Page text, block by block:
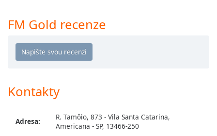
window.
Color
Opacity
Background
FM Gold recenze
Kontakty
Adresa:
R. Tamôio, 873 - Vila Santa Catarina,
Americana - SP, 13466-250